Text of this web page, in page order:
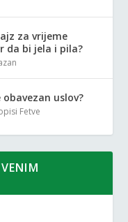
za vrijeme
bi jela i pila?
uslov?
Fetve